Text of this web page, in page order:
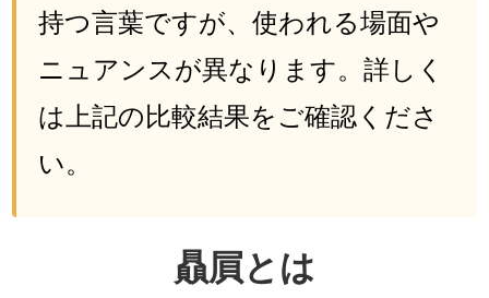
持つ言葉ですが、使われる場面や
ニュアンスが異なります。詳しく
は上記の比較結果をご確認くださ
い。
贔屓とは